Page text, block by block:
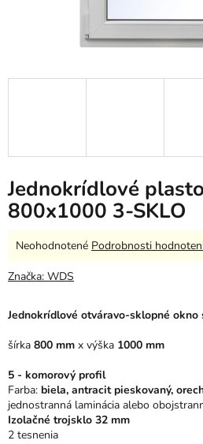
Jednokrídlové
800x1000 3-SKLO
Jednokrídlové otváravo-sklopné okno
šírka 800 mm x výška 1000 mm
5 - komorový profil
Farba: biela, antracit pieskovaný,
jednostranná laminácia alebo
Izolačné trojsklo 32 mm
2 tesnenia
Priemerné
produktu
z
hviezdičiek.
Neohodnotené Podrobnosti
Značka: WDS